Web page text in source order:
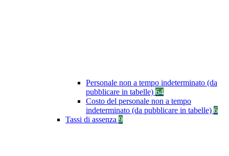
Personale non a tempo indeterminato (da
pubblicare in tabelle) 64
Costo del personale non a tempo
indeterminato (da pubblicare in tabelle) 6
Tassi di assenza 9